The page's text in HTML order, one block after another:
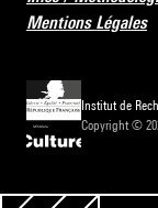
Mentions Légales
Institut de
Copyright ©